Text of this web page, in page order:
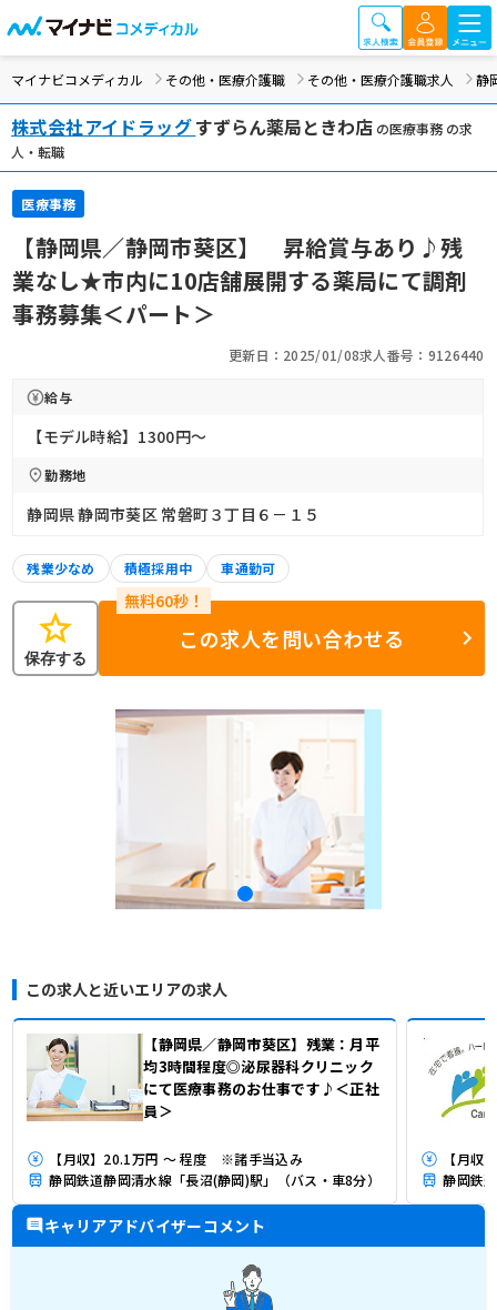
マイナビコメディカル その他・医療介護職 その他・医療介護職求人 静
株式会社アイドラッグすずらん薬局ときわ店 の医療事務 の求
人・転職
医療事務
【静岡県／静岡市葵区】 昇給賞与あり♪残
業なし★市内に10店舗展開する薬局にて調剤
事務募集＜パート＞
更新日：2025/01/08求人番号：9126440
給与
【モデル時給】1300円〜
勤務地
静岡県 静岡市葵区 常磐町３丁目６－１５
残業少なめ 積極採用中 車通勤可
star
保存する
この求人を問い合わせる
この求人と近いエリアの求人
【静岡県／静岡市葵区】残業：月平
均3時間程度◎泌尿器科クリニック
にて医療事務のお仕事です♪＜正社
員＞
【月収】20.1万円 ～ 程度 ※諸手当込み
静岡鉄道静岡清水線「長沼(静岡)駅」（バス・車8分）
【月収
静岡鉄
キャリアアドバイザーコメント